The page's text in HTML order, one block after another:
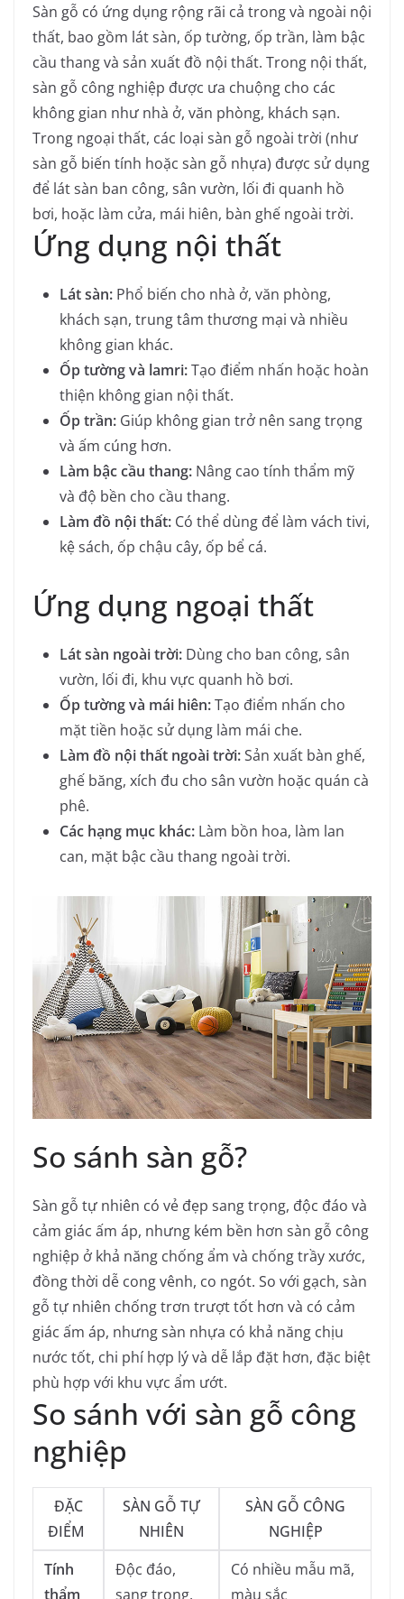
Sàn gỗ có ứng dụng rộng rãi cả trong và ngoài nội
thất, bao gồm lát sàn, ốp tường, ốp trần, làm bậc
cầu thang và sản xuất đồ nội thất. Trong nội thất,
sàn gỗ công nghiệp được ưa chuộng cho các
không gian như nhà ở, văn phòng, khách sạn.
Trong ngoại thất, các loại sàn gỗ ngoài trời (như
sàn gỗ biến tính hoặc sàn gỗ nhựa) được sử dụng
để lát sàn ban công, sân vườn, lối đi quanh hồ
bơi, hoặc làm cửa, mái hiên, bàn ghế ngoài trời.
Ứng dụng nội thất
Lát sàn: Phổ biến cho nhà ở, văn phòng,
khách sạn, trung tâm thương mại và nhiều
không gian khác.
Ốp tường và lamri:Tạo điểm nhấn hoặc hoàn
thiện không gian nội thất.
Ốp trần: Giúp không gian trở nên sang trọng
và ấm cúng hơn.
Làm bậc cầu thang: Nâng cao tính thẩm mỹ
và độ bền cho cầu thang.
Làm đồ nội thất: Có thể dùng để làm vách tivi,
kệ sách, ốp chậu cây, ốp bể cá.
Ứng dụng ngoại thất
Lát sàn ngoài trời: Dùng cho ban công, sân
vườn, lối đi, khu vực quanh hồ bơi.
Ốp tường và mái hiên:Tạo điểm nhấn cho
mặt tiền hoặc sử dụng làm mái che.
Làm đồ nội thất ngoài trời:Sản xuất bàn ghế,
ghế băng, xích đu cho sân vườn hoặc quán cà
phê.
Các hạng mục khác: Làm bồn hoa, làm lan
can, mặt bậc cầu thang ngoài trời.
So sánh sàn gỗ?
Sàn gỗ tự nhiên có vẻ đẹp sang trọng, độc đáo và
cảm giác ấm áp, nhưng kém bền hơn sàn gỗ công
nghiệp ở khả năng chống ẩm và chống trầy xước,
đồng thời dễ cong vênh, co ngót. So với gạch, sàn
gỗ tự nhiên chống trơn trượt tốt hơn và có cảm
giác ấm áp, nhưng sàn nhựa có khả năng chịu
nước tốt, chi phí hợp lý và dễ lắp đặt hơn, đặc biệt
phù hợp với khu vực ẩm ướt.
So sánh với sàn gỗ công
nghiệp
ĐẶC
ĐIỂM
SÀN GỖ TỰ
NHIÊN
SÀN GỖ CÔNG
NGHIỆP
Tính
thẩm
Độc đáo,
sang trọng,
Có nhiều mẫu mã,
màu sắc